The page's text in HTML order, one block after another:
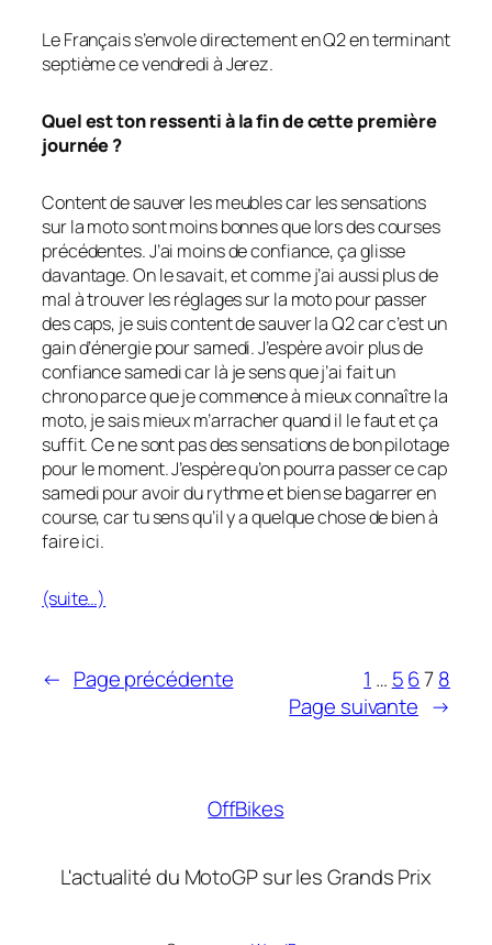
Le Français s’envole directement en Q2 en terminant
septième ce vendredi à Jerez.
Quel est ton ressenti à la fin de cette première
journée ?
Content de sauver les meubles car les sensations
sur la moto sont moins bonnes que lors des courses
précédentes. J’ai moins de confiance, ça glisse
davantage. On le savait, et comme j’ai aussi plus de
mal à trouver les réglages sur la moto pour passer
des caps, je suis content de sauver la Q2 car c’est un
gain d’énergie pour samedi. J’espère avoir plus de
confiance samedi car là je sens que j’ai fait un
chrono parce que je commence à mieux connaître la
moto, je sais mieux m’arracher quand il le faut et ça
suffit. Ce ne sont pas des sensations de bon pilotage
pour le moment. J’espère qu’on pourra passer ce cap
samedi pour avoir du rythme et bien se bagarrer en
course, car tu sens qu’il y a quelque chose de bien à
faire ici.
(suite…)
← Page précédente 1 … 5678
Page suivante →
OffBikes
L'actualité du MotoGP sur les Grands Prix